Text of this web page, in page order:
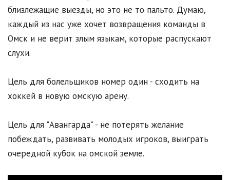
близлежащие выезды, но это не то пальто. Думаю,
каждый из нас уже хочет возвращения команды в
Омск и не верит злым языкам, которые распускают
слухи.
Цель для болельщиков номер один - сходить на
хоккей в новую омскую арену.
Цель для "Авангарда" - не потерять желание
побеждать, развивать молодых игроков, выиграть
очередной кубок на омской земле.